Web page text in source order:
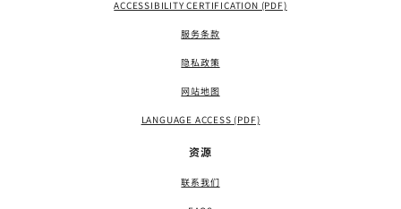
ACCESSIBILITY CERTIFICATION (PDF)
服务条款
隐私政策
网站地图
LANGUAGE ACCESS (PDF)
资源
联系我们